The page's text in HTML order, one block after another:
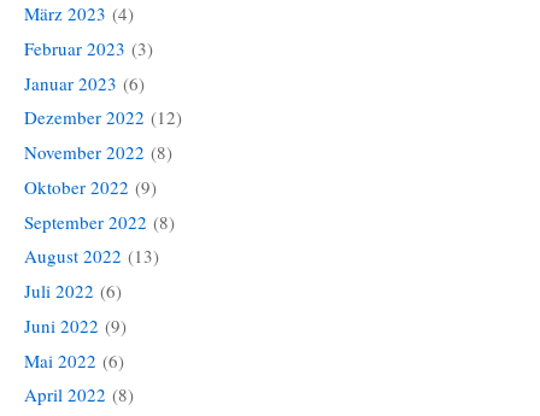
März 2023 (4)
Februar 2023 (3)
Januar 2023 (6)
Dezember 2022 (12)
November 2022 (8)
Oktober 2022 (9)
September 2022 (8)
August 2022 (13)
Juli 2022 (6)
Juni 2022 (9)
Mai 2022 (6)
April 2022 (8)